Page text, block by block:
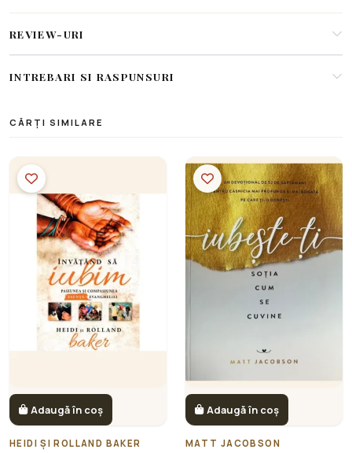
REVIEW-URI
INTREBARI SI RASPUNSURI
CĂRȚI SIMILARE
Adaugă în coș
HEIDI ȘI ROLLAND BAKER
Adaugă în coș
MATT JACOBSON